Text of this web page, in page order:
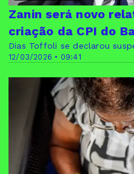
12/03/2026 • 09:41
Zanin será novo
criação da CPI do
Dias Toffoli se declarou